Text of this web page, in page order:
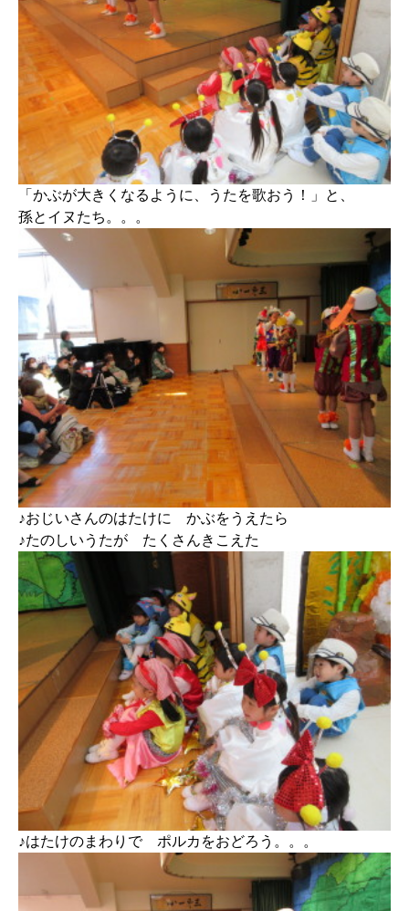
「かぶが大きくなるように、うたを歌おう！」と、
孫とイヌたち。。。
♪おじいさんのはたけに かぶをうえたら
♪たのしいうたが たくさんきこえた
♪はたけのまわりで ポルカをおどろう。。。